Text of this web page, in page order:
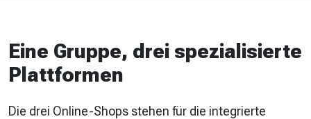
Eine Gruppe, drei spezialisierte
Plattformen
Die drei Online-Shops stehen für die integrierte